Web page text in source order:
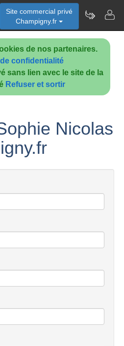
de nos partenaires.
confidentialité
sans lien avec le site de la
Refuser et sortir
Site commercial privé
Champigny.fr
Nicolas